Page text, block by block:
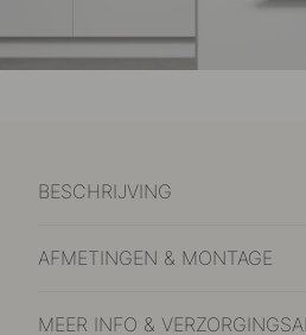
BESCHRIJVING
AFMETINGEN & MONTAGE
MEER INFO &